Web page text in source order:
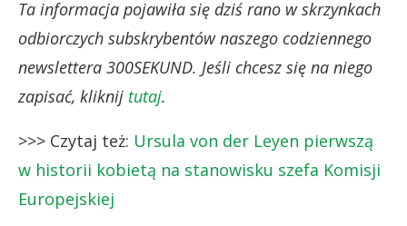
Ta informacja pojawiła się dziś rano w skrzynkach
odbiorczych subskrybentów naszego codziennego
newslettera 300SEKUND. Jeśli chcesz się na niego
zapisać, kliknij tutaj.
>>> Czytaj też: Ursula von der Leyen pierwszą
w historii kobietą na stanowisku szefa Komisji
Europejskiej